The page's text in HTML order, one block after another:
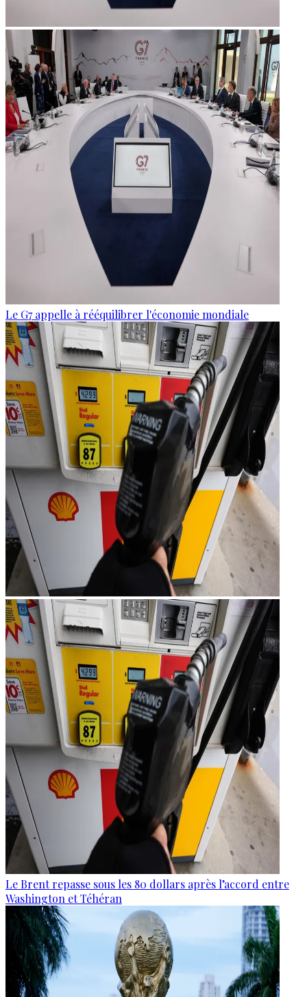
Le G7 appelle à rééquilibrer l'économie mondiale
Le Brent repasse sous les 80 dollars après l’accord entre
Washington et Téhéran